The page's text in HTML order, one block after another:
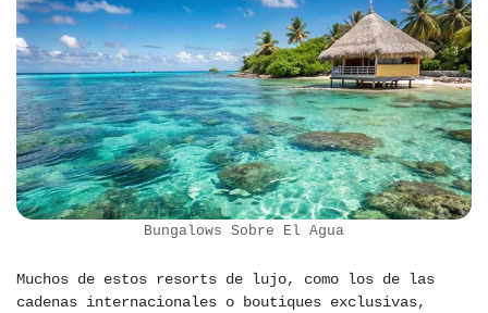
Bungalows Sobre El Agua
Muchos de estos resorts de lujo, como los de las
cadenas internacionales o boutiques exclusivas,